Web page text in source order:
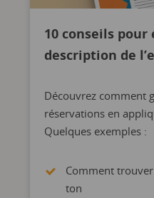
10 conseils pour
description de
Découvrez comment
réservations en
Quelques exemples :
Comment
ton